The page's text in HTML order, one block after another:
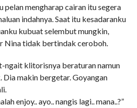
pelan mengharap cairan itu segera
indahnya. Saat itu kesadaranku
kubuat selembut mungkin,
Nina tidak bertindak ceroboh.
ngait klitorisnya beraturan namun
Dia makin bergetar. Goyangan
enjoy.. ayo.. nangis lagi.. mana..?”